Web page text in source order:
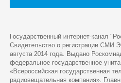
Государственный интернет-канал
Cвидетельство о регистрации СМИ
августа 2014 года. Выдано
федеральное государственное
«Всероссийская государственная
радиовещательная компания».